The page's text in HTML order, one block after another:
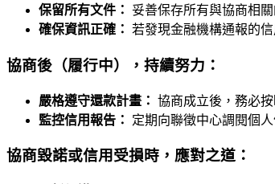
保留所有文件： 妥善保存所有與協商相
確保資訊正確： 若發現金融機構通報的
協商後（履行中），持續努力：
嚴格遵守還款計畫： 協商成立後，務必
監控信用報告：
定期向聯徵中心調閱個
協商毀諾或信用受損時，應對之道：